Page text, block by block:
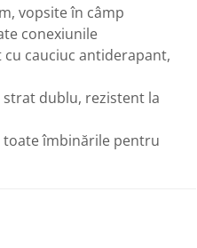
vopsite în câmp
conexiunile
cauciuc antiderapant,
strat dublu, rezistent la
toate îmbinările pentru